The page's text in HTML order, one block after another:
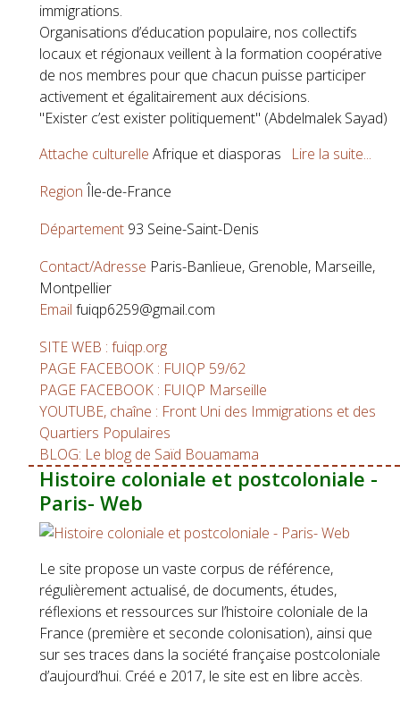
immigrations.
Organisations d’éducation populaire, nos collectifs
locaux et régionaux veillent à la formation coopérative
de nos membres pour que chacun puisse participer
activement et égalitairement aux décisions.
"Exister c’est exister politiquement" (Abdelmalek Sayad)
Attache culturelle Afrique et diasporas
Region Île-de-France
Département 93 Seine-Saint-Denis
Contact/Adresse Paris-Banlieue, Grenoble, Marseille,
Montpellier
Email fuiqp6259@gmail.com
SITE WEB : fuiqp.org
PAGE FACEBOOK : FUIQP 59/62
PAGE FACEBOOK : FUIQP Marseille
YOUTUBE, chaîne : Front Uni des Immigrations et des
Quartiers Populaires
BLOG: Le blog de Saïd Bouamama
Lire la suite...
Histoire coloniale et postcoloniale -
Paris- Web
Le site propose un vaste corpus de référence,
régulièrement actualisé, de documents, études,
réflexions et ressources sur l’histoire coloniale de la
France (première et seconde colonisation), ainsi que
sur ses traces dans la société française postcoloniale
d’aujourd’hui. Créé e 2017, le site est en libre accès.